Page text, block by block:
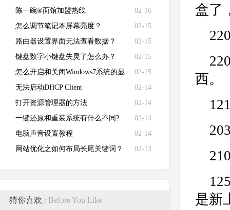
02-16
陈一碗®面馆加盟热线
02-15
怎么调节笔记本屏幕亮度？
02-15
路由器设置界面无法查看数据？
02-15
键盘数字小键盘失灵了怎么办？
02-15
怎么开启和关闭Windows7系统的显
卡硬件加速功能
02-14
无法启动DHCP Client
02-14
打开资源管理器的方法
02-14
一键还原和重装系统有什么不同?
02-14
电脑声音设置教程
02-13
网站优化之如何布局长尾关键词？
猜你喜欢 / Before You Like
盒了
西。
是新